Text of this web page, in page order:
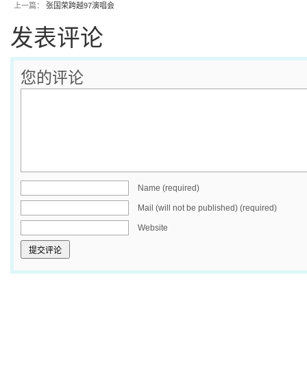
上一篇： 张国荣跨越97演唱会
发表评论
您的评论
Name (required)
Mail (will not be published) (required)
Website